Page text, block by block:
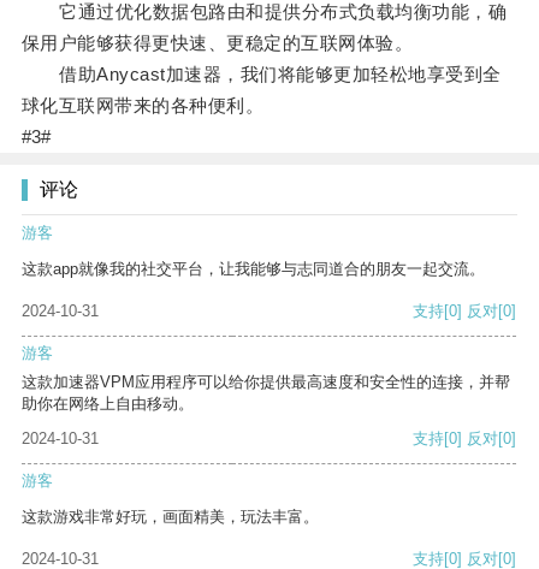
它通过优化数据包路由和提供分布式负载均衡功能，确
保用户能够获得更快速、更稳定的互联网体验。
借助Anycast加速器，我们将能够更加轻松地享受到全
球化互联网带来的各种便利。
#3#
评论
游客
这款app就像我的社交平台，让我能够与志同道合的朋友一起交流。
2024-10-31 支持[0] 反对[0]
游客
这款加速器VPM应用程序可以给你提供最高速度和安全性的连接，并帮
助你在网络上自由移动。
2024-10-31
支持[0] 反对[0]
游客
这款游戏非常好玩，画面精美，玩法丰富。
2024-10-31 支持[0] 反对[0]